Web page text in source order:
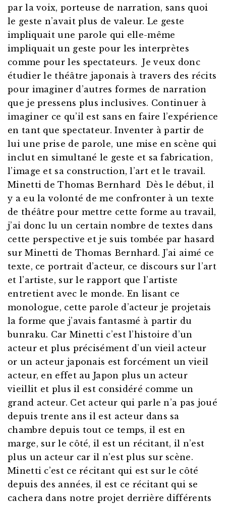
par la voix, porteuse de narration, sans quoi
le geste n’avait plus de valeur. Le geste
impliquait une parole qui elle-même
impliquait un geste pour les interprètes
comme pour les spectateurs. Je veux donc
étudier le théâtre japonais à travers des récits
pour imaginer d’autres formes de narration
que je pressens plus inclusives. Continuer à
imaginer ce qu’il est sans en faire l’expérience
en tant que spectateur. Inventer à partir de
lui une prise de parole, une mise en scène qui
inclut en simultané le geste et sa fabrication,
l’image et sa construction, l’art et le travail.
Minetti de Thomas Bernhard Dès le début, il
y a eu la volonté de me confronter à un texte
de théâtre pour mettre cette forme au travail,
j’ai donc lu un certain nombre de textes dans
cette perspective et je suis tombée par hasard
sur Minetti de Thomas Bernhard. J’ai aimé ce
texte, ce portrait d’acteur, ce discours sur l’art
et l’artiste, sur le rapport que l’artiste
entretient avec le monde. En lisant ce
monologue, cette parole d’acteur je projetais
la forme que j’avais fantasmé à partir du
bunraku. Car Minetti c’est l’histoire d’un
acteur et plus précisément d’un vieil acteur
or un acteur japonais est forcément un vieil
acteur, en effet au Japon plus un acteur
vieillit et plus il est considéré comme un
grand acteur. Cet acteur qui parle n’a pas joué
depuis trente ans il est acteur dans sa
chambre depuis tout ce temps, il est en
marge, sur le côté, il est un récitant, il n’est
plus un acteur car il n’est plus sur scène.
Minetti c’est ce récitant qui est sur le côté
depuis des années, il est ce récitant qui se
cachera dans notre projet derrière différents